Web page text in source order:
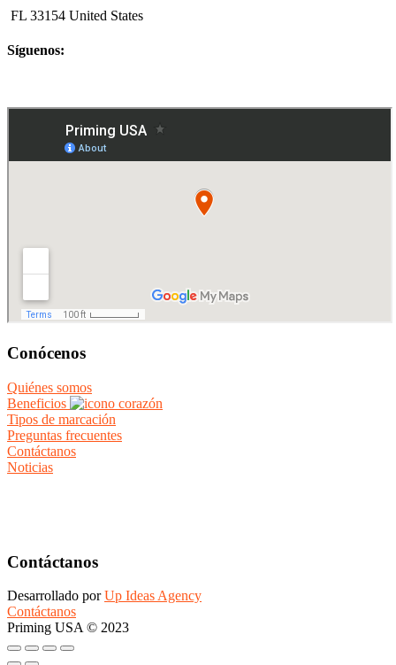
FL 33154 United States
Síguenos:
Conócenos
Quiénes somos
Beneficios
Tipos de marcación
Preguntas frecuentes
Contáctanos
Noticias
Contáctanos
Desarrollado porUp Ideas Agency
Contáctanos
Priming USA © 2023